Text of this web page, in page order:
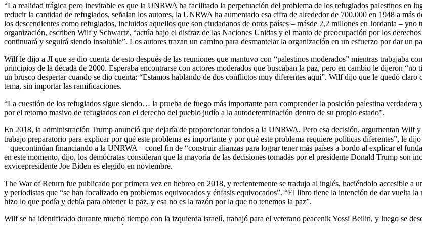
“La realidad trágica pero inevitable es que la UNRWA ha facilitado la perpetuación del problema de los refugiados palestinos en
reducir la cantidad de refugiados, señalan los autores, la UNRWA ha aumentado esa cifra de alrededor de 700.000 en 1948 a
los descendientes como refugiados, incluidos aquellos que son ciudadanos de otros países – másde 2,2 millones en Jordania –
organización, escriben Wilf y Schwartz, “actúa bajo el disfraz de las Naciones Unidas y el manto de preocupación por los
continuará y seguirá siendo insoluble”. Los autores trazan un camino para desmantelar la organización en un esfuerzo por dar un
Wilf le dijo a JI que se dio cuenta de esto después de las reuniones que mantuvo con “palestinos moderados” mientras trabajaba
principios de la década de 2000. Esperaba encontrarse con actores moderados que buscaban la paz, pero en cambio le dijeron
un brusco despertar cuando se dio cuenta: “Estamos hablando de dos conflictos muy diferentes aquí”. Wilf dijo que le quedó
tema, sin importar las ramificaciones.
“La cuestión de los refugiados sigue siendo… la prueba de fuego más importante para comprender la posición palestina
por el retorno masivo de refugiados con el derecho del pueblo judío a la autodeterminación dentro de su propio estado”.
En 2018, la administración Trump anunció que dejaría de proporcionar fondos a la UNRWA. Pero esa decisión, argumentan Wilf
trabajo preparatorio para explicar por qué este problema es importante y por qué este problema requiere políticas diferentes”, le
– quecontinúan financiando a la UNRWA – conel fin de “construir alianzas para lograr tener más países a bordo al explicar el
en este momento, dijo, los demócratas consideran que la mayoría de las decisiones tomadas por el presidente Donald Trump son
exvicepresidente Joe Biden es elegido en noviembre.
The War of Return fue publicado por primera vez en hebreo en 2018, y recientemente se tradujo al inglés, haciéndolo accesible
y periodistas que “se han focalizado en problemas equivocados y énfasis equivocados”. “El libro tiene la intención de dar vuelta
hizo lo que podía y debía para obtener la paz, y esa no es la razón por la que no tenemos la paz”.
Wilf se ha identificado durante mucho tiempo con la izquierda israelí, trabajó para el veterano peacenik Yossi Beilin, y luego se